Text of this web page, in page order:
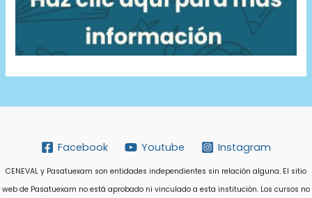
Facebook Youtube Instagram
CENEVAL y Pasatuexam son entidades independientes sin relación alguna. El sitio
web de Pasatuexam no está aprobado ni vinculado a esta institución. Los cursos no